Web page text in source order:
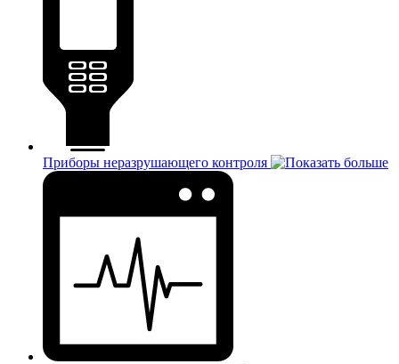
Приборы неразрушающего контроля